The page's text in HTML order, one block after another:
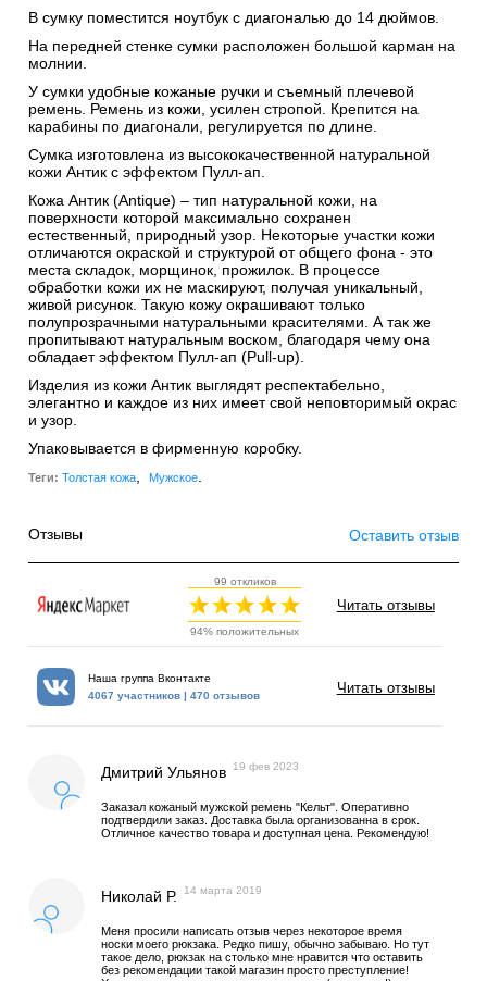
В сумку поместится ноутбук с диагональю до 14 дюймов.
На передней стенке сумки расположен большой карман на
молнии.
У сумки удобные кожаные ручки и съемный плечевой
ремень. Ремень из кожи, усилен стропой. Крепится на
карабины по диагонали, регулируется по длине.
Сумка изготовлена из высококачественной натуральной
кожи Антик c эффектом Пулл-ап.
Кожа Антик (Antique) – тип натуральной кожи, на
поверхности которой максимально сохранен
естественный, природный узор. Некоторые участки кожи
отличаются окраской и структурой от общего фона - это
места складок, морщинок, прожилок. В процессе
обработки кожи их не маскируют, получая уникальный,
живой рисунок. Такую кожу окрашивают только
полупрозрачными натуральными красителями. А так же
пропитывают натуральным воском, благодаря чему она
обладает эффектом Пулл-ап (Pull-up).
Изделия из кожи Антик выглядят респектабельно,
элегантно и каждое из них имеет свой неповторимый окрас
и узор.
Упаковывается в фирменную коробку.
Теги: Толстая кожа Мужское.
Отзывы Оставить отзыв
99 откликов
94% положительных
Читать отзывы
Наша группа Вконтакте
4067 участников | 470 отзывов
Читать отзывы
Дмитрий Ульянов 19 фев 2023
Заказал кожаный мужской ремень "Кельт". Оперативно
подтвердили заказ. Доставка была организованна в срок.
Отличное качество товара и доступная цена. Рекомендую!
Николай Р. 14 марта 2019
Меня просили написать отзыв через некоторое время
носки моего рюкзака. Редко пишу, обычно забываю. Но тут
такое дело, рюкзак на столько мне нравится что оставить
без рекомендации такой магазин просто преступление!